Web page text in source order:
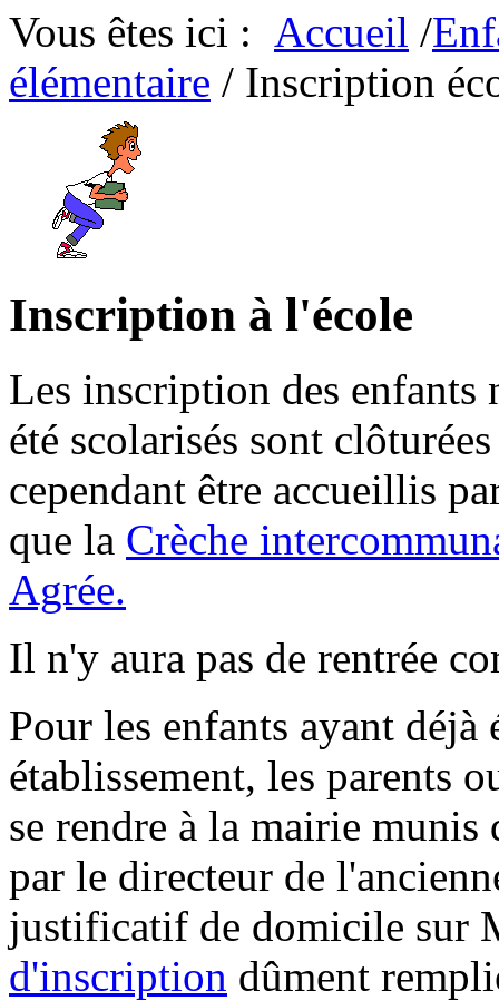
Vous êtes ici : Accueil /
élémentaire / Inscription
Inscription à l'école
Les inscription des enfants
été scolarisés sont
cependant être accueillis
que la Crèche
Agrée.
Il n'y aura pas de rentrée
Pour les enfants ayant déjà
établissement, les parents
se rendre à la mairie
par le directeur de
justificatif de domicile sur
d'inscription dûment